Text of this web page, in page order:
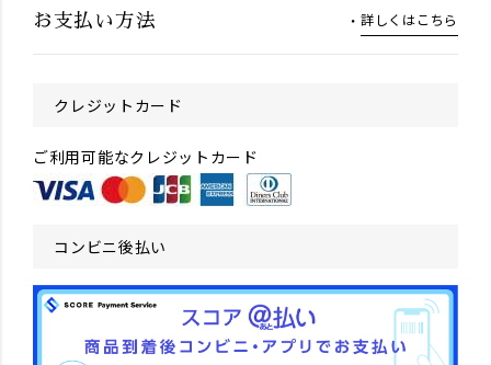
お支払い方法 詳しくはこちら
クレジットカード
ご利用可能なクレジットカード
コンビニ後払い